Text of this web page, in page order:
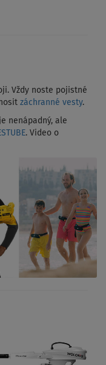
Vždy noste pojistné
záchranné vesty.
nenápadný, ale
. Video o